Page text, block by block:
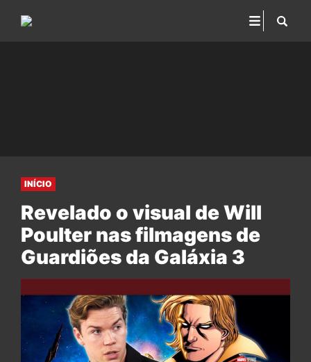
INÍCIO
Revelado o visual de Will
Poulter nas filmagens de
Guardiões da Galáxia 3